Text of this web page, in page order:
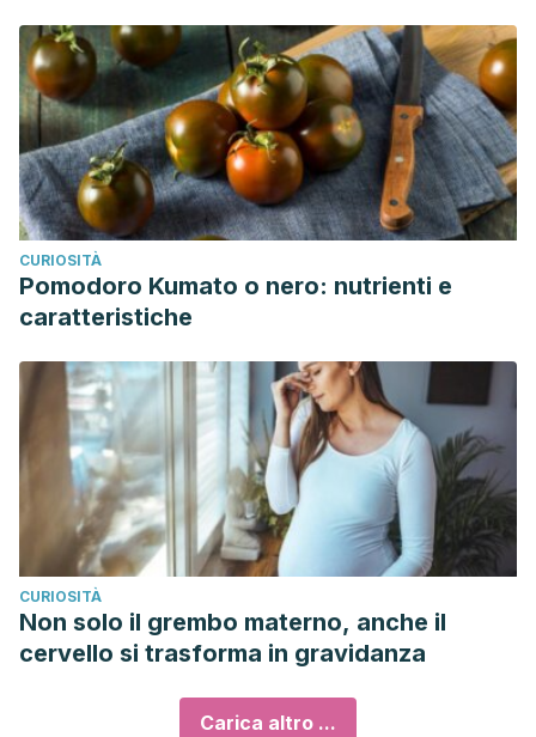
CURIOSITÀ
Pomodoro Kumato o nero: nutrienti e
caratteristiche
CURIOSITÀ
Non solo il grembo materno, anche il
cervello si trasforma in gravidanza
Carica altro ...